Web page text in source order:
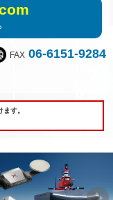
FAX 06-6151-9284
す。